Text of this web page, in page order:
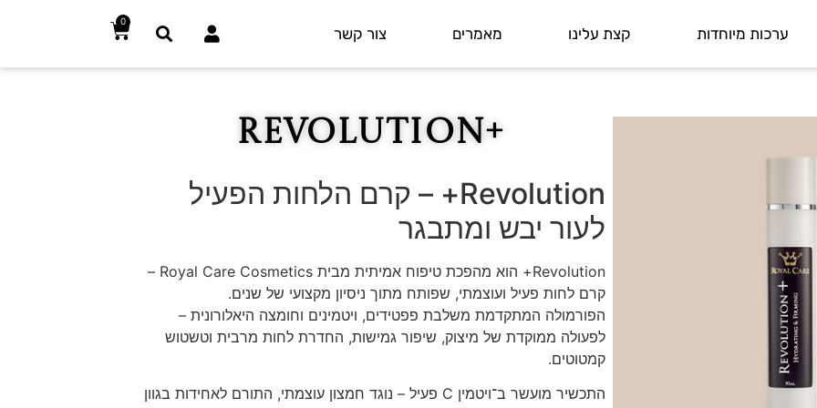
ערכות מיוחדות קצת עלינו מאמרים צור קשר
0
+Revolution
Revolution+ – קרם הלחות הפעיל
לעור יבש ומתבגר
Revolution+ הוא מהפכת טיפוח אמיתית מבית Royal Care Cosmetics –
קרם לחות פעיל ועוצמתי, שפותח מתוך ניסיון מקצועי של שנים.
הפורמולה המתקדמת משלבת פפטידים, ויטמינים וחומצה היאלורונית –
לפעולה ממוקדת של מיצוק, שיפור גמישות, החדרת לחות מרבית וטשטוש
קמטוטים.
התכשיר מועשר ב־ויטמין C פעיל – נוגד חמצון עוצמתי, התורם לאחידות בגוון